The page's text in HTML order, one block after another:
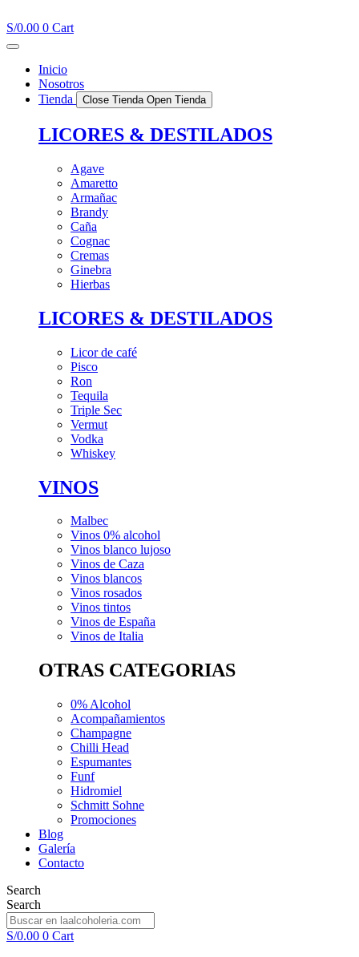
al
contenido
S/0.00 0 Cart
Inicio
Nosotros
Tienda
Close Tienda Open Tienda
LICORES & DESTILADOS
Agave
Amaretto
Armañac
Brandy
Caña
Cognac
Cremas
Ginebra
Hierbas
LICORES & DESTILADOS
Licor de café
Pisco
Ron
Tequila
Triple Sec
Vermut
Vodka
Whiskey
VINOS
Malbec
Vinos 0% alcohol
Vinos blanco lujoso
Vinos de Caza
Vinos blancos
Vinos rosados
Vinos tintos
Vinos de España
Vinos de Italia
OTRAS CATEGORIAS
0% Alcohol
Acompañamientos
Champagne
Chilli Head
Espumantes
Funf
Hidromiel
Schmitt Sohne
Promociones
Blog
Galería
Contacto
Search
Search
S/0.00 0 Cart